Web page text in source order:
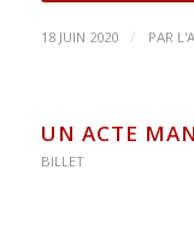
18 JUIN 2020 / PAR
UN ACTE
BILLET